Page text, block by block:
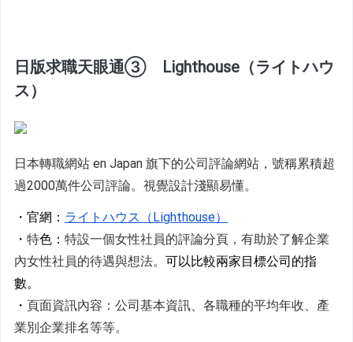
日版求職天眼通③　Lighthouse（ライトハウ
ス）
日本轉職網站 en Japan 旗下的公司評論網站，號稱累積超
過2000萬件公司評論。視覺設計淺顯易懂。
・官網： ライトハウス（Lighthouse）
・ 特色： 特設一個女性社員的評論分頁，有助於了解企業
內女性社員的待遇與想法。 可以比較兩家目標公司的指
數。
・ 頁面資訊內容：公司基本資訊、各職種的平均年收、產
業別企業排名等等。